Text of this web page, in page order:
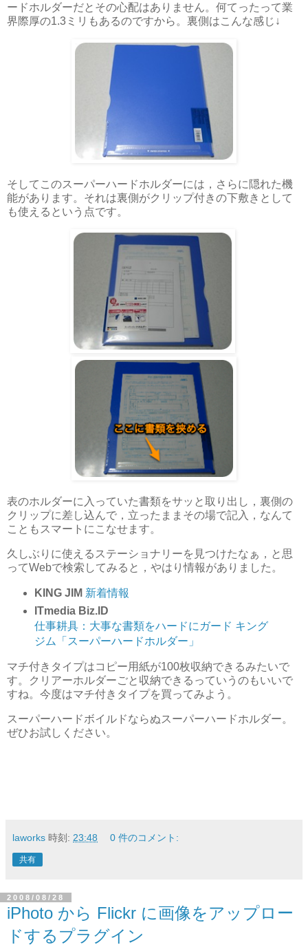
ードホルダーだとその心配はありません。何てったって業
界際厚の1.3ミリもあるのですから。裏側はこんな感じ↓
そしてこのスーパーハードホルダーには，さらに隠れた機
能があります。それは裏側がクリップ付きの下敷きとして
も使えるという点です。
表のホルダーに入っていた書類をサッと取り出し，裏側の
クリップに差し込んで，立ったままその場で記入，なんて
こともスマートにこなせます。
久しぶりに使えるステーショナリーを見つけたなぁ，と思
ってWebで検索してみると，やはり情報がありました。
KING JIM 新着情報
ITmedia Biz.ID
仕事耕具：大事な書類をハードにガード キング
ジム「スーパーハードホルダー」
マチ付きタイプはコピー用紙が100枚収納できるみたいで
す。クリアーホルダーごと収納できるっていうのもいいで
すね。今度はマチ付きタイプを買ってみよう。
スーパーハードボイルドならぬスーパーハードホルダー。
ぜひお試しください。
laworks 時刻: 23:48 0 件のコメント:
共有
2008/08/28
iPhoto から Flickr に画像をアップロー
ドするプラグイン